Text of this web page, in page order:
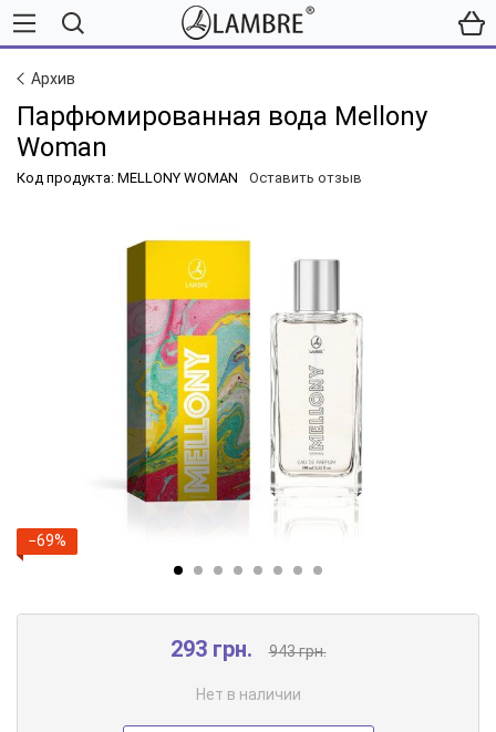
Архив
Парфюмированная вода Mellony
Woman
Код продукта: MELLONY WOMAN Оставить отзыв
−69%
293 грн. 943 грн.
Нет в наличии